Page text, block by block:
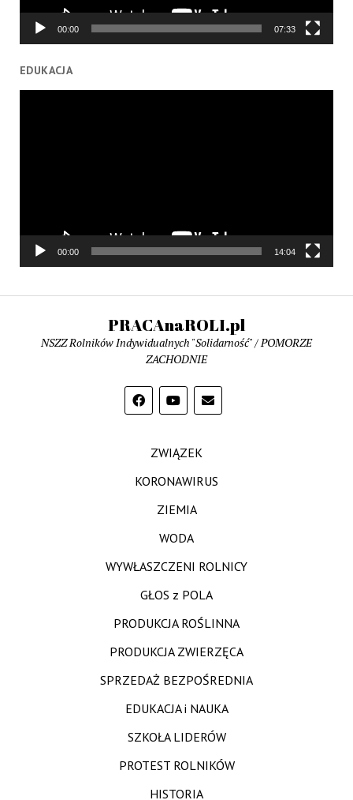
00:00 07:33
EDUKACJA
00:00 14:04
PRACAnaROLI.pl
NSZZ Rolników Indywidualnych "Solidarność" / POMORZE
ZACHODNIE
ZWIĄZEK
KORONAWIRUS
ZIEMIA
WODA
WYWŁASZCZENI ROLNICY
GŁOS z POLA
PRODUKCJA ROŚLINNA
PRODUKCJA ZWIERZĘCA
SPRZEDAŻ BEZPOŚREDNIA
EDUKACJA i NAUKA
SZKOŁA LIDERÓW
PROTEST ROLNIKÓW
HISTORIA